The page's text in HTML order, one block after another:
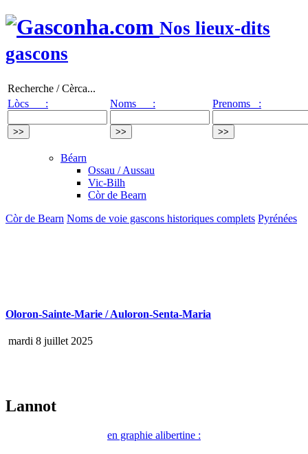
Nos lieux-dits
gascons
Recherche / Cèrca...
Lòcs :
Noms : Prenoms :
Béarn
Ossau / Aussau
Vic-Bilh
Còr de Bearn
Còr de Bearn Noms de voie gascons historiques complets Pyrénées
Oloron-Sainte-Marie / Auloron-Senta-Maria
mardi 8 juillet 2025
Lannot
en graphie alibertine :